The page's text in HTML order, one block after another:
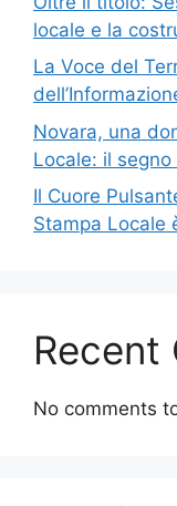
locale e la
La Voce del
Novara, una
Locale: il
Il Cuore
Stampa Locale
Recent
No comments